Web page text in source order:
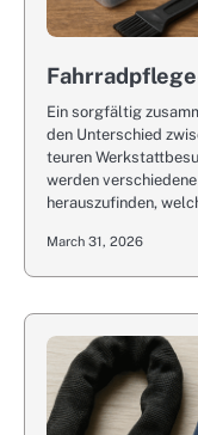
Ein sorgfältig
den Unterschied
teuren
werden
herauszufinden,
March 31, 2026